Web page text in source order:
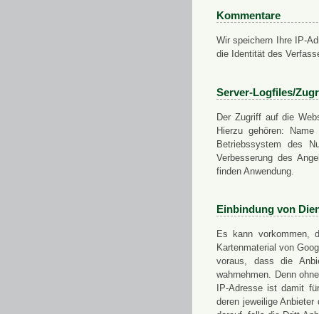
Kommentare
Wir speichern Ihre IP-
die Identität des
Server-Logfiles/
Der Zugriff auf die
Hierzu gehören:
Betriebssystem des
Verbesserung des
finden Anwendung.
Einbindung von
Es kann vorkommen,
Kartenmaterial von
voraus, dass die
wahrnehmen. Denn
IP-Adresse ist damit
deren jeweilige